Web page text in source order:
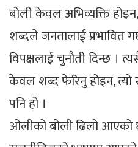
बोली केवल अभिव्यक्ति
शब्दले जनतालाई प्रभावित
विपक्षलाई चुनौती दिन्छ ।
केवल शब्द फेरिनु होइन,
पनि हो ।
ओलीको बोली ढिलो आएको